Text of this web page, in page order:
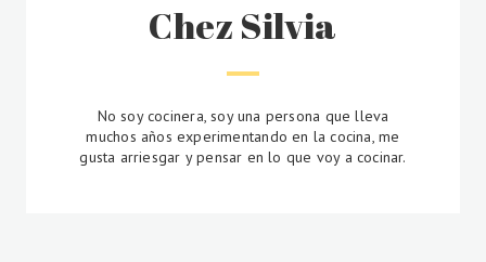
Chez Silvia
No soy cocinera, soy una persona que lleva
muchos años experimentando en la cocina, me
gusta arriesgar y pensar en lo que voy a cocinar.